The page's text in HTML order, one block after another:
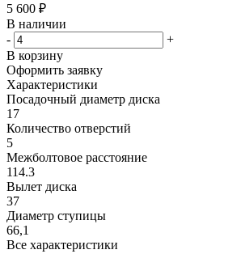
5 600 ₽
В наличии
-
+
В корзину
Оформить заявку
Характеристики
Посадочный диаметр диска
17
Количество отверстий
5
Межболтовое расстояние
114.3
Вылет диска
37
Диаметр ступицы
66,1
Все характеристики